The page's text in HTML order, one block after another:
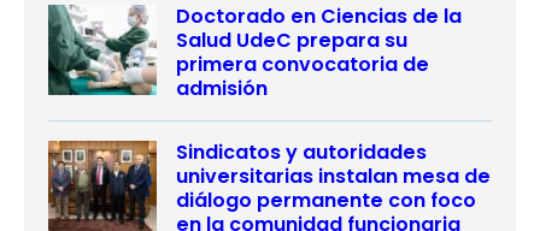
Doctorado en Ciencias de la
Salud UdeC prepara su
primera convocatoria de
admisión
Sindicatos y autoridades
universitarias instalan mesa de
diálogo permanente con foco
en la comunidad funcionaria